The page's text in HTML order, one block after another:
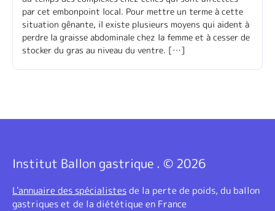
par cet embonpoint local. Pour mettre un terme à cette
situation gênante, il existe plusieurs moyens qui aident à
perdre la graisse abdominale chez la femme et à cesser de
stocker du gras au niveau du ventre. […]
Institut Ballon gastrique . © 2026
L'annuaire des spécialistesde la perte de poids, du ballon
gastriques et de la diététique en France